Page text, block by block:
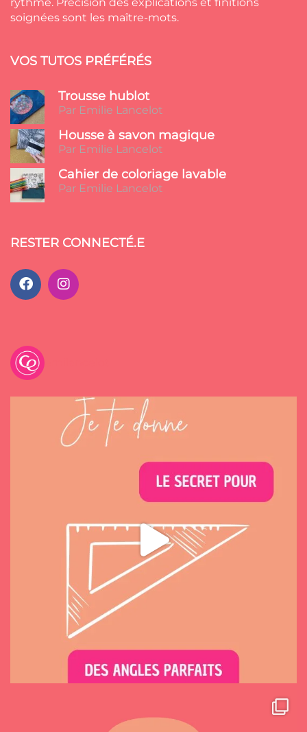
rythme. Précision des explications et finitions
soignées sont les maître-mots.
VOS TUTOS PRÉFÉRÉS
Trousse hublot
Par Emilie Lancelot
Housse à savon magique
Par Emilie Lancelot
Cahier de coloriage lavable
Par Emilie Lancelot
RESTER CONNECTÉ.E